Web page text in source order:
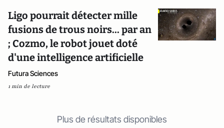
Ligo pourrait détecter mille
fusions de trous noirs... par an
; Cozmo, le robot jouet doté
d'une intelligence artificielle
Futura Sciences
1 min de lecture
Plus de résultats disponibles